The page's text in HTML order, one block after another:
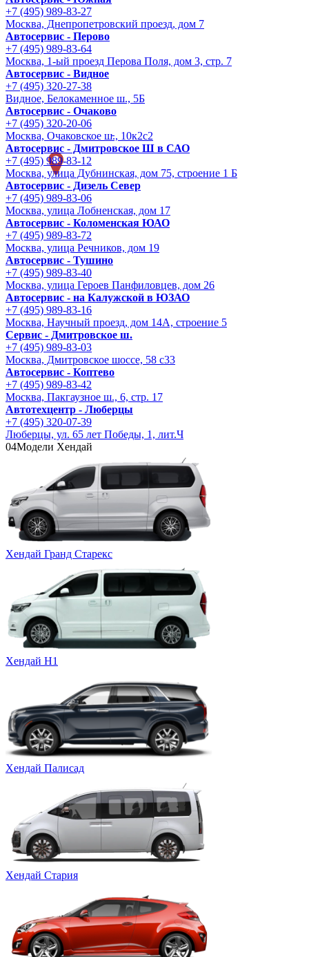
+7 (495) 989-83-27
Москва, Днепропетровский проезд, дом 7
Автосервис - Перово
+7 (495) 989-83-64
Москва, 1-ый проезд Перова Поля, дом 3, стр. 7
Автосервис - Видное
+7 (495) 320-27-38
Видное, Белокаменное ш., 5Б
Автосервис - Очаково
+7 (495) 320-20-06
Москва, Очаковское ш., 10к2с2
Автосервис - Дмитровское Ш в САО
+7 (495) 989-83-12
Москва, улица Дубнинская, дом 75, строение 1 Б
Автосервис - Дизель Север
+7 (495) 989-83-06
Москва, улица Лобненская, дом 17
Автосервис - Коломенская ЮАО
+7 (495) 989-83-72
Москва, улица Речников, дом 19
Автосервис - Тушино
+7 (495) 989-83-40
Москва, улица Героев Панфиловцев, дом 26
Автосервис - на Калужской в ЮЗАО
+7 (495) 989-83-16
Москва, Научный проезд, дом 14А, строение 5
Сервис - Дмитровское ш.
+7 (495) 989-83-03
Москва, Дмитровское шоссе, 58 с33
Автосервис - Коптево
+7 (495) 989-83-42
Москва, Пакгаузное ш., 6, стр. 17
Автотехцентр - Люберцы
+7 (495) 320-07-39
Люберцы, ул. 65 лет Победы, 1, лит.Ч
04Модели Хендай
Хендай Гранд Старекс
Хендай Н1
Хендай Палисад
Хендай Стария